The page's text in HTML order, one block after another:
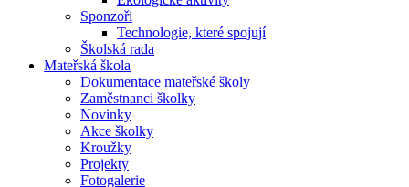
Sponzoři
Technologie, které spojují
Školská rada
Mateřská škola
Dokumentace mateřské školy
Zaměstnanci školky
Novinky
Akce školky
Kroužky
Projekty
Fotogalerie